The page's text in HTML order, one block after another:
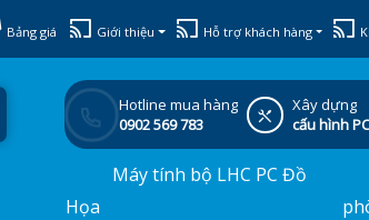
Bảng giá Giới thiệu Hỗ trợ khách hàng
Hotline mua hàng
0902 569 783
Xây dựng
cấu hình PC
Máy tính bộ LHC PC Đồ
Họa